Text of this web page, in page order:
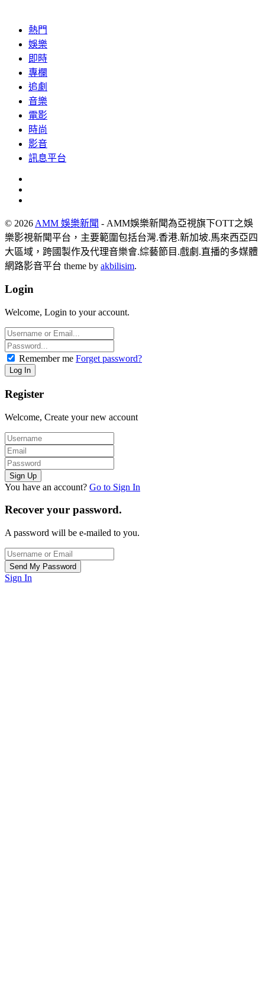
熱門
娛樂
即時
專欄
追劇
音樂
電影
時尚
影音
訊息平台
© 2026 AMM 娛樂新聞 - AMM娛樂新聞為亞視旗下OTT之娛
樂影視新聞平台，主要範圍包括台灣.香港.新加坡.馬來西亞四
大區域，跨國製作及代理音樂會.綜藝節目.戲劇.直播的多媒體
網路影音平台 theme by akbilisim.
Login
Welcome, Login to your account.
Remember me Forget password?
Register
Welcome, Create your new account
You have an account? Go to Sign In
Recover your password.
A password will be e-mailed to you.
Sign In